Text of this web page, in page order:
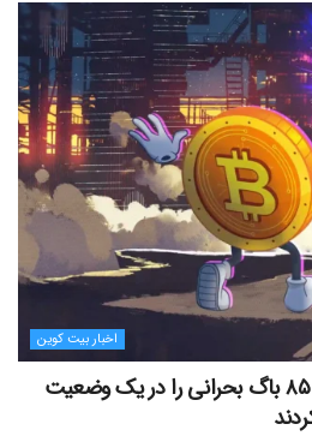
اخبار بیت کوین
توسعه‌دهندگان بیت‌کوین ۸۵ باگ بحرانی را در یک وضعیت